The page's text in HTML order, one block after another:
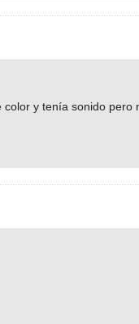
y tenía sonido pero